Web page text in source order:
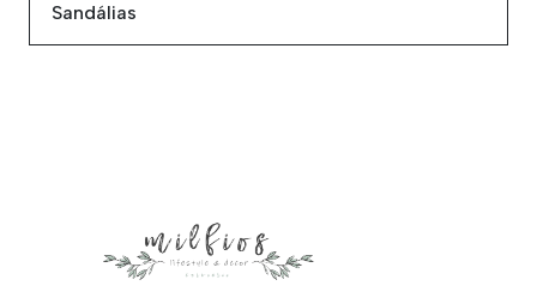
Sandálias